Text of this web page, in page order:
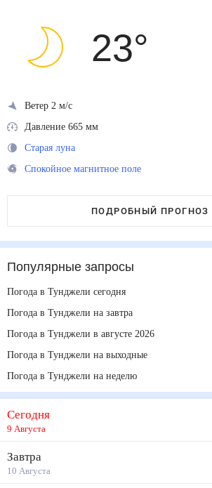
23°
Ветер 2 м/с
Давление 665 мм
Старая луна
Спокойное магнитное поле
ПОДРОБНЫЙ ПРОГНОЗ
Популярные запросы
Погода в Тунджели сегодня
Погода в Тунджели на завтра
Погода в Тунджели в августе 2026
Погода в Тунджели на выходные
Погода в Тунджели на неделю
Сегодня
9 Августа
Завтра
10 Августа